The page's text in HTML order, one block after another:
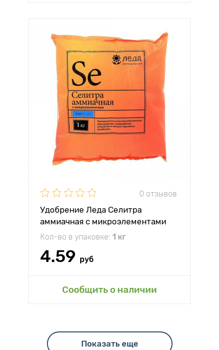
0 отзывов
Удобрение Леда Селитра
аммиачная с микроэлементами
Кол-во в упаковке: 1 кг
4.59 руб
Сообщить о наличии
Показать еще